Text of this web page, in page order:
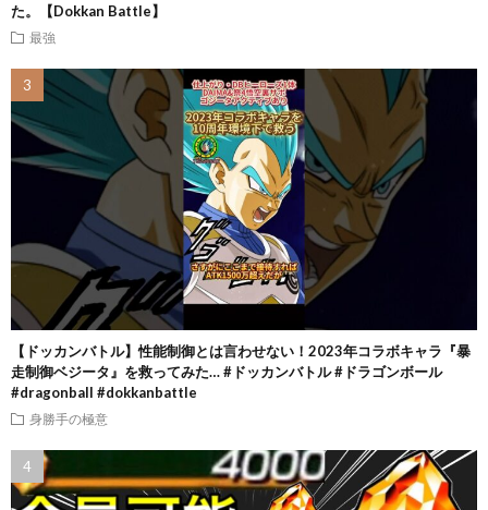
た。【Dokkan Battle】
最強
【ドッカンバトル】性能制御とは言わせない！2023年コラボキャラ『暴
走制御ベジータ』を救ってみた… #ドッカンバトル #ドラゴンボール
#dragonball #dokkanbattle
身勝手の極意